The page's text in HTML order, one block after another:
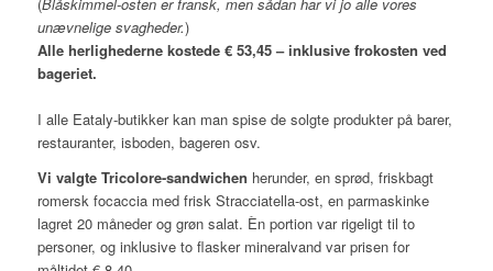
unævnelige svagheder.)
Alle herlighederne kostede € 53,45 – inklusive frokosten ved
bageriet.
I alle Eataly-butikker kan man spise de solgte produkter på barer,
restauranter, isboden, bageren osv.
Vi valgte Tricolore-sandwichen herunder, en sprød, friskbagt
romersk focaccia med frisk Stracciatella-ost, en parmaskinke
lagret 20 måneder og grøn salat. Èn portion var rigeligt til to
personer, og inklusive to flasker mineralvand var prisen for